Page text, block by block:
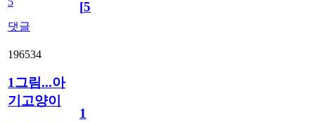
댓글
[5]
196534
1그림...아
기고양이
1